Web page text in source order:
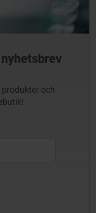
och